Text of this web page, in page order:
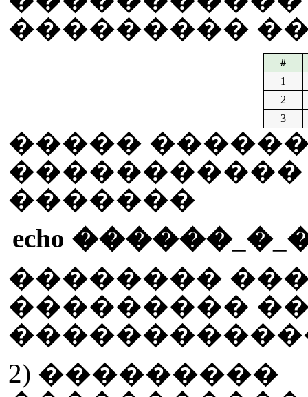
���������
#
1
2
3
�����
�������
echo
��������
���������
2) ���������